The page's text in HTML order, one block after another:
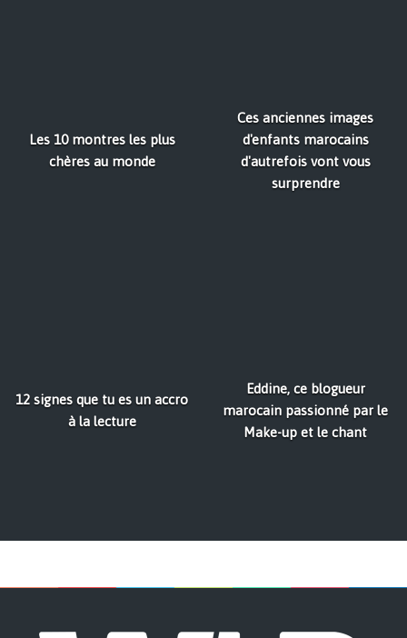
Les 10 montres les plus
chères au monde
Ces anciennes images
d'enfants marocains
d'autrefois vont vous
surprendre
12 signes que tu es un accro
à la lecture
Eddine, ce blogueur
marocain passionné par le
Make-up et le chant